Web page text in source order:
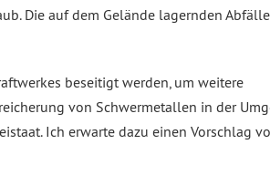
Die auf dem Gelände lagernden
beseitigt werden, um weitere
von Schwermetallen in der
Ich erwarte dazu einen Vorschlag